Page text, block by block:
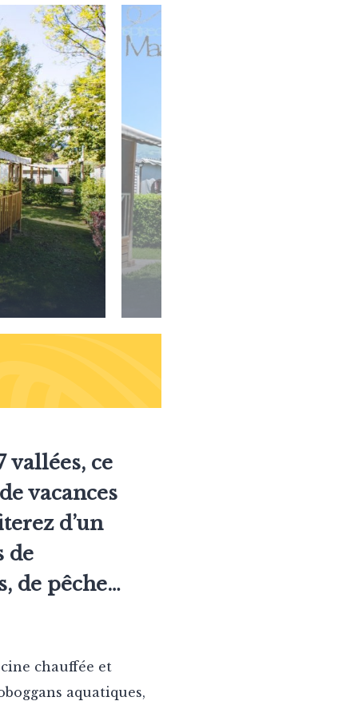
vallées, ce
vacances
d’un
de
de pêche…
chauffée et
aquatiques,